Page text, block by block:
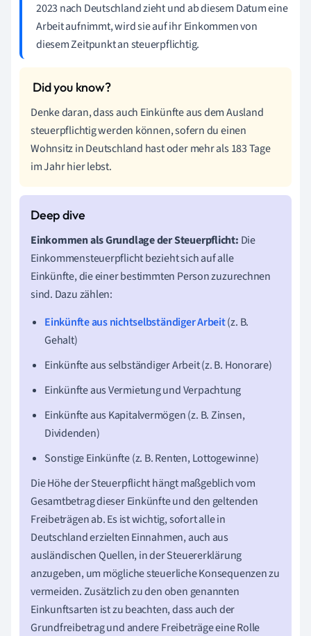
2023 nach Deutschland zieht und ab diesem Datum eine
Arbeit aufnimmt, wird sie auf ihr Einkommen von
diesem Zeitpunkt an steuerpflichtig.
Denke daran, dass auch Einkünfte aus dem Ausland
steuerpflichtig werden können, sofern du einen
Wohnsitz in Deutschland hast oder mehr als 183 Tage
im Jahr hier lebst.
Einkommen als Grundlage der Steuerpflicht: Die
Einkommensteuerpflicht bezieht sich auf alle
Einkünfte, die einer bestimmten Person zuzurechnen
sind. Dazu zählen:
Einkünfte aus nichtselbständiger Arbeit(z. B.
Gehalt)
Einkünfte aus selbständiger Arbeit (z. B. Honorare)
Einkünfte aus Vermietung und Verpachtung
Einkünfte aus Kapitalvermögen (z. B. Zinsen,
Dividenden)
Sonstige Einkünfte (z. B. Renten, Lottogewinne)
Die Höhe der Steuerpflicht hängt maßgeblich vom
Gesamtbetrag dieser Einkünfte und den geltenden
Freibeträgen ab. Es ist wichtig, sofort alle in
Deutschland erzielten Einnahmen, auch aus
ausländischen Quellen, in der Steuererklärung
anzugeben, um mögliche steuerliche Konsequenzen zu
vermeiden. Zusätzlich zu den oben genannten
Einkunftsarten ist zu beachten, dass auch der
Grundfreibetrag und andere Freibeträge eine Rolle